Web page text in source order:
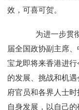
效，可喜可贺。
为进一步贯彻
届全国政协副主席
宝龙即将来香港进
的发展、挑战和机
府官员和各界人士
自身发展，以自己